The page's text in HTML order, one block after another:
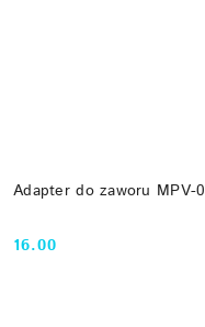
Adapter do zaworu MPV-
Cena:
16.00